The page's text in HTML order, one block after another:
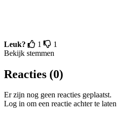
Leuk? 1
1
Bekijk stemmen
Reacties (0)
Er zijn nog geen reacties geplaatst.
Log in om een reactie achter te laten